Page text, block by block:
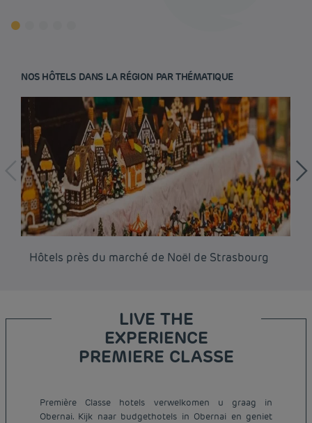
NOS HÔTELS DANS LA RÉGION PAR THÉMATIQUE
Hôtels près du marché de Noël de Strasbourg
LIVE THE
EXPERIENCE
PREMIERE CLASSE
Première Classe hotels verwelkomen u graag in
Obernai. Kijk naar budgethotels in Obernai en geniet